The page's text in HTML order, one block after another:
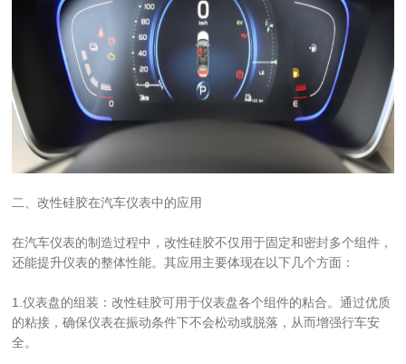
二、改性硅胶在汽车仪表中的应用
在汽车仪表的制造过程中，改性硅胶不仅用于固定和密封多个组件，
还能提升仪表的整体性能。其应用主要体现在以下几个方面：
1.仪表盘的组装：改性硅胶可用于仪表盘各个组件的粘合。通过优质
的粘接，确保仪表在振动条件下不会松动或脱落，从而增强行车安
全。